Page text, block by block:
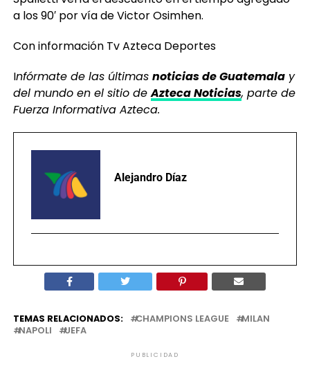
Con información Tv Azteca Deportes
Infórmate de las últimasnoticias de Guatemala
del mundo en el sitio de
Azteca Noticias
, parte de
Fuerza Informativa Azteca.
TEMAS RELACIONADOS: CHAMPIONS LEAGUE
MILAN